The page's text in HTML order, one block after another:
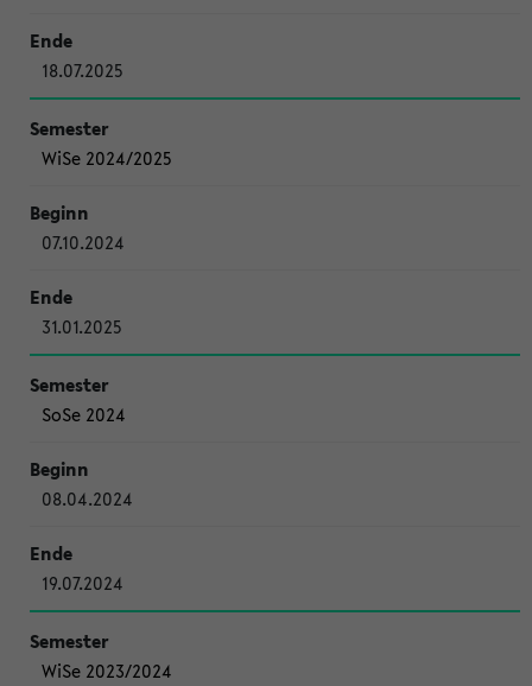
18.07.2025
WiSe 2024/2025
07.10.2024
31.01.2025
SoSe 2024
08.04.2024
19.07.2024
WiSe 2023/2024